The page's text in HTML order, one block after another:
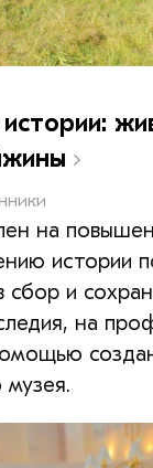
на
истории
сбор и
на
музея.